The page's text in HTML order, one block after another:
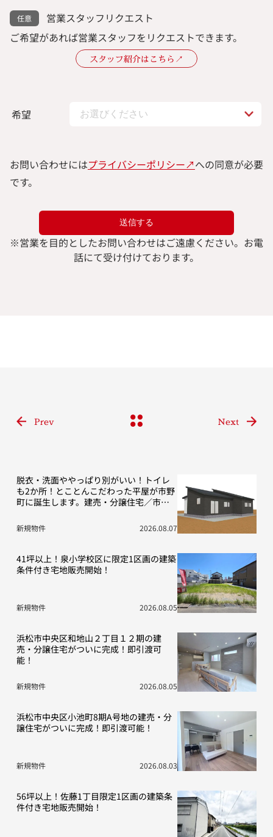
営業スタッフリクエスト
ご希望があれば営業スタッフをリクエストできます。
スタッフ紹介はこちら↗︎
希望
お問い合わせにはプライバシーポリシー↗︎への同意が必要
です。
※営業を目的としたお問い合わせはご遠慮ください。 お電
話にて受け付けております。
Prev Next
脱衣・洗面ややっぱり別がいい！トイレ
も2か所！とことんこだわった平屋が市野
町に誕生します。建売・分譲住宅／市野
新規物件 2026.08.07
41坪以上！泉小学校区に限定1区画の建築
条件付き宅地販売開始！
新規物件 2026.08.05
浜松市中央区和地山２丁目１２期の建
売・分譲住宅がついに完成！即引渡可
能！
新規物件 2026.08.05
浜松市中央区小池町8期A号地の建売・分
譲住宅がついに完成！即引渡可能！
新規物件 2026.08.03
56坪以上！佐藤1丁目限定1区画の建築条
件付き宅地販売開始！